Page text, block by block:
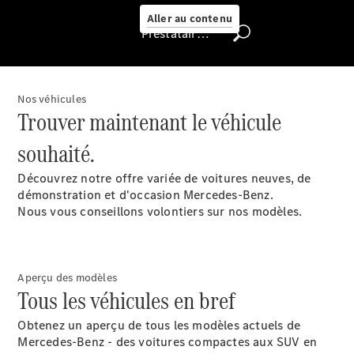
Aller au contenu
véhicule
un
Distributeur
Nous trouver
Prestataire / Protection des données
Nos véhicules
Trouver maintenant le véhicule
souhaité.
Découvrez notre offre variée de voitures neuves, de
démonstration et d'occasion Mercedes-Benz.
Nous vous conseillons volontiers sur nos modèles.
Aperçu des modèles
Tous les véhicules en bref
Obtenez un aperçu de tous les modèles actuels de
Mercedes-Benz - des voitures compactes aux SUV en